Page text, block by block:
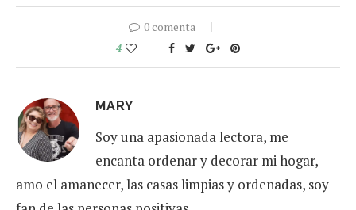
0 comenta
4
MARY
Soy una apasionada lectora, me
encanta ordenar y decorar mi hogar,
amo el amanecer, las casas limpias y ordenadas, soy